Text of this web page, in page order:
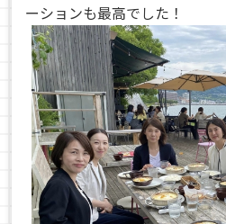
ーションも最高でした！